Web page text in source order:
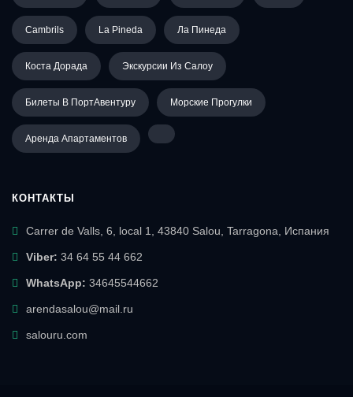
Cambrils La Pineda Ла Пинеда
Коста Дорада Экскурсии Из Салоу
Билеты В ПортАвентуру Морские Прогулки
Аренда Апартаментов
КОНТАКТЫ
Carrer de Valls, 6, local 1, 43840 Salou, Tarragona, Испания
Viber: 34 64 55 44 662
WhatsApp: 34645544662
arendasalou@mail.ru
salouru.com